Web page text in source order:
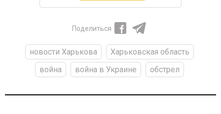
Поделиться
новости Харькова
Харьковская область
война
война в Украине обстрел